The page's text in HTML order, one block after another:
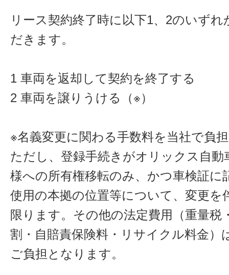
リース契約終了時に以下1、2のいず
だきます。
1 車両を返却して契約を終了する
2 車両を譲りうける（※）
※名義変更に関わる手数料を当社で負
ただし、登録手続きがオリックス自動
様への所有権移転のみ、かつ車検証に
使用の本拠の位置等について、変更を
限ります。その他の法定費用（重量税
割・自賠責保険料・リサイクル料金）
ご負担となります。